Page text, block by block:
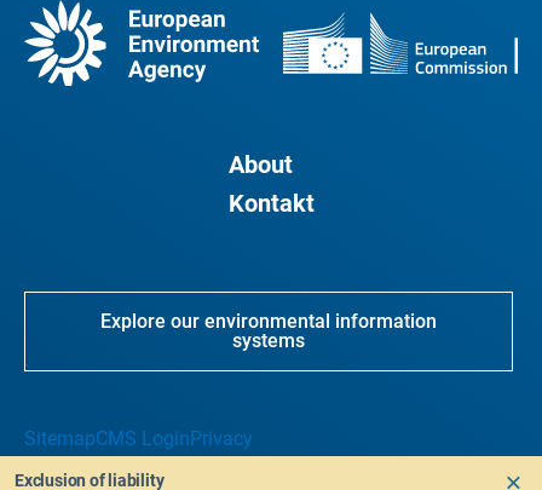
About
Kontakt
Explore our environmental information
systems
SitemapCMS LoginPrivacy
Exclusion of liability